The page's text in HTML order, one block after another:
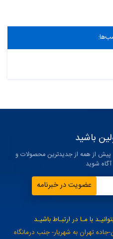
باشید
پیش از همه از جدیدترین محصولات و
شوید
عضویت در خبرنامه
با مـا در ارتبـاط باشیـد
جاده تهران به شهریار- جنب درمانگاه